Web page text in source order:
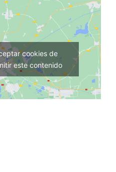
cookies de
este contenido